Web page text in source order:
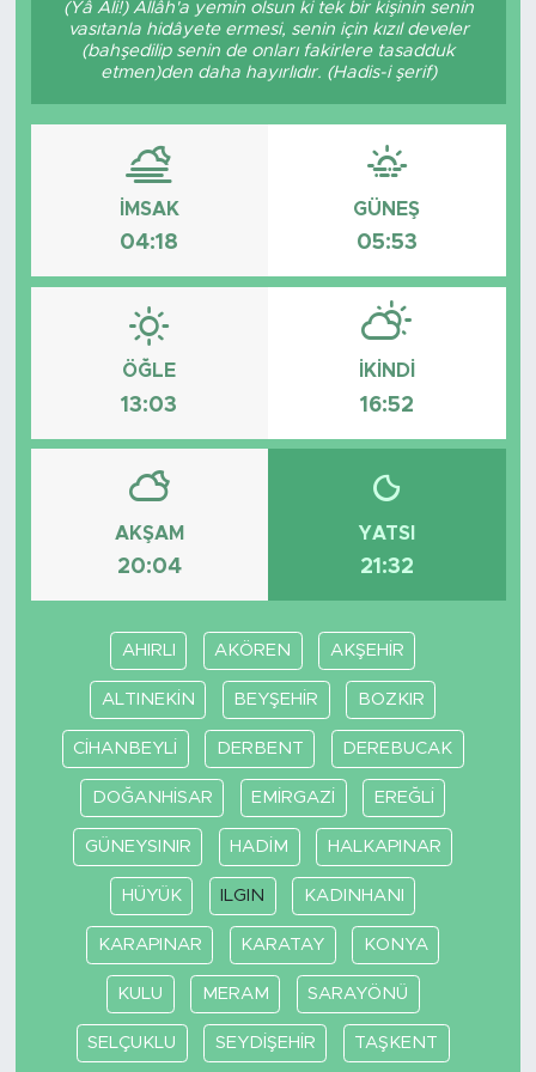
(Yâ Ali!) Allâh'a yemin olsun ki tek bir kişinin senin
vasıtanla hidâyete ermesi, senin için kızıl develer
(bahşedilip senin de onları fakirlere tasadduk
etmen)den daha hayırlıdır. (Hadis-i şerif)
İMSAK
04:18
GÜNEŞ
05:53
ÖĞLE
13:03
İKINDI
16:52
AKŞAM
20:04
YATSI
21:32
AHIRLI AKÖREN AKŞEHİR
ALTINEKİN BEYŞEHİR BOZKIR
CİHANBEYLİ DERBENT DEREBUCAK
DOĞANHİSAR EMİRGAZİ EREĞLİ
GÜNEYSINIR HADİM HALKAPINAR
HÜYÜK ILGIN KADINHANI
KARAPINAR KARATAY KONYA
KULU MERAM SARAYÖNÜ
SELÇUKLU SEYDİŞEHİR TAŞKENT
BİLİM-TEKNOLOJİ
RÖPÖRTAJ
ANALİZ
KULİS
YAZARLAR
POLİTİKA
EKONOMİ
KÜLTÜR SANAT
YAŞAM
TARİHTEN GÜNÜMÜZE
TARİH
KADIN
SAĞLIK
SİYASET